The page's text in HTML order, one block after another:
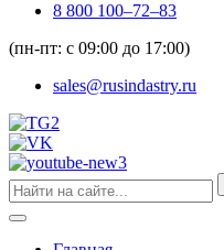
8 800 100–72–83
(пн-пт: с 09:00 до 17:00)
sales@rusindastry.ru